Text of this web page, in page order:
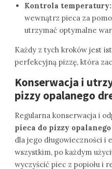
Kontrola temperatury:
wewnątrz pieca za
utrzymać optymalne
Każdy z tych kroków jest
perfekcyjną pizzę, która
Konserwacja i
pizzy opalanego
Regularna konserwacja i
pieca do pizzy
dla jego długowieczności i
wszystkim, po każdym
wyczyścić piec z popiołu i